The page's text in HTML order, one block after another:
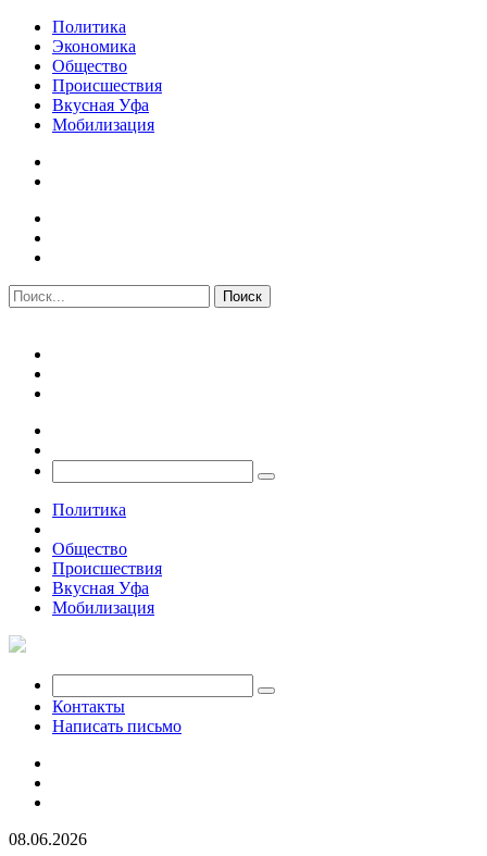
Политика
Экономика
Общество
Происшествия
Вкусная Уфа
Мобилизация
Политика
Общество
Происшествия
Вкусная Уфа
Мобилизация
Контакты
Написать письмо
08.06.2026